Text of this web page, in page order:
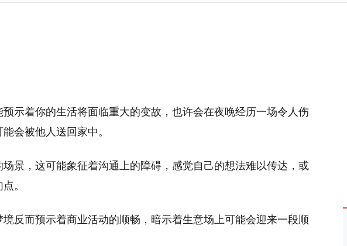
望11:08
示着你的生活将面临重大的变故，也许会在夜晚经历一场令人伤
会被他人送回家中。
景，这可能象征着沟通上的障碍，感觉自己的想法难以传达，或
。
反而预示着商业活动的顺畅，暗示着生意场上可能会迎来一段顺